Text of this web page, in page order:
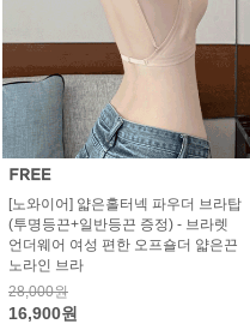
[노와이어] 얇은홀터넥 파우더 브라탑
(투명등끈+일반등끈 증정) - 브라렛
언더웨어 여성 편한 오프숄더 얇은끈
노라인 브라
28,000원
16,900원